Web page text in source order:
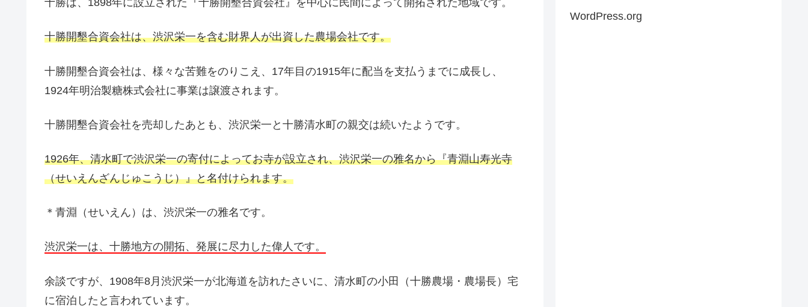
十勝は、1898年に設立された『十勝開墾合資会社』を中心に民間によって開拓された地域です。
十勝開墾合資会社は、渋沢栄一を含む財界人が出資した農場会社です。
十勝開墾合資会社は、様々な苦難をのりこえ、17年目の1915年に配当を支払うまでに成長し、
1924年明治製糖株式会社に事業は譲渡されます。
十勝開墾合資会社を売却したあとも、渋沢栄一と十勝清水町の親交は続いたようです。
1926年、清水町で渋沢栄一の寄付によってお寺が設立され、渋沢栄一の雅名から『青淵山寿光寺
（せいえんざんじゅこうじ）』と名付けられます。
＊青淵（せいえん）は、渋沢栄一の雅名です。
渋沢栄一は、十勝地方の開拓、発展に尽力した偉人です。
余談ですが、1908年8月渋沢栄一が北海道を訪れたさいに、清水町の小田（十勝農場・農場長）宅
に宿泊したと言われています。
WordPress.org